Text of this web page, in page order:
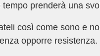
prenderà una
così come sono e
opporre resistenza.